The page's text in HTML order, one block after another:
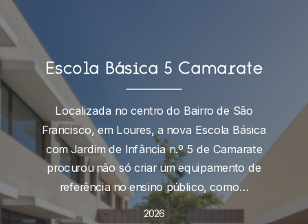
Escola Básica 5 Camarate
Localizada no centro do Bairro de São
Francisco, em Loures, a nova Escola Básica
com Jardim de Infância n.º 5 de Camarate
procurou não só criar um equipamento de
referência no ensino público, como…
2026